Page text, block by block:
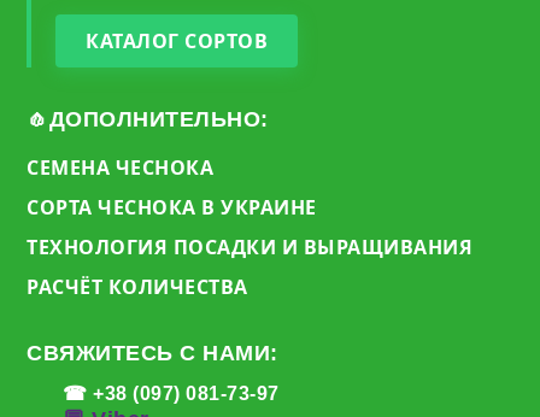
КАТАЛОГ СОРТОВ
🧄ДОПОЛНИТЕЛЬНО:
СЕМЕНА ЧЕСНОКА
СОРТА ЧЕСНОКА В УКРАИНЕ
ТЕХНОЛОГИЯ ПОСАДКИ И ВЫРАЩИВАНИЯ
РАСЧЁТ КОЛИЧЕСТВА
СВЯЖИТЕСЬ С НАМИ:
☎ +38 (097) 081-73-97